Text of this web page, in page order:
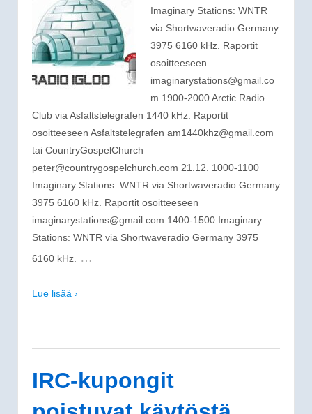
Imaginary Stations: WNTR
via Shortwaveradio Germany
3975 6160 kHz. Raportit
osoitteeseen
imaginarystations@gmail.co
m 1900-2000 Arctic Radio
Club via Asfaltstelegrafen 1440 kHz. Raportit
osoitteeseen Asfaltstelegrafen am1440khz@gmail.com
tai CountryGospelChurch
peter@countrygospelchurch.com 21.12. 1000-1100
Imaginary Stations: WNTR via Shortwaveradio Germany
3975 6160 kHz. Raportit osoitteeseen
imaginarystations@gmail.com 1400-1500 Imaginary
Stations: WNTR via Shortwaveradio Germany 3975
6160 kHz. …
Lue lisää ›
IRC-kupongit